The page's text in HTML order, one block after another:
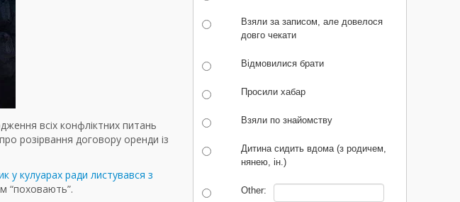
всіх конфліктних питань
розірвання договору оренди із
у кулуарах ради листувався з
“поховають”.
Взяли за записом, але довелося
довго чекати
Відмовилися брати
Просили хабар
Взяли по знайомству
Дитина сидить вдома (з родичем,
нянею, ін.)
Other: